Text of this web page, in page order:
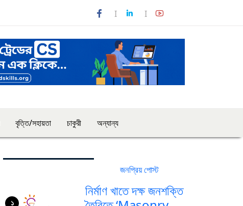
বৃত্তি/সহায়তা চাকুরী অন্যান্য
জনপ্রিয় পোস্ট
নির্মাণ খাতে দক্ষ জনশক্তি
১